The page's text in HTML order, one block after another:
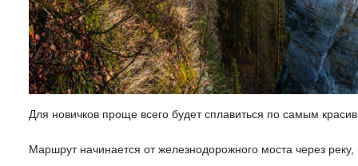
Для новичков проще всего будет сплавиться по самым
Маршрут начинается от железнодорожного моста через